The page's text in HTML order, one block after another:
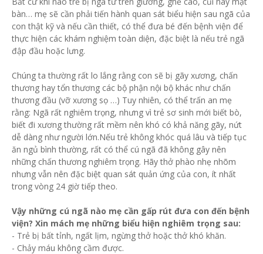
bàn… mẹ sẽ cần phải tiến hành quan sát biểu hiện sau ngã của
con thật kỹ và nếu cần thiết, có thể đưa bé đến bệnh viện để
thực hiện các khám nghiệm toàn diện, đặc biệt là nếu trẻ ngã
đập đầu hoặc lưng.
Chúng ta thường rất lo lắng rằng con sẽ bị gãy xương, chấn
thương hay tổn thương các bộ phận nội bộ khác như chấn
thương đầu (vỡ xương sọ …) Tuy nhiên, có thể trấn an mẹ
rằng: Ngã rất nghiêm trọng, nhưng vì trẻ sơ sinh mới biết bò,
biết đi xương thường rất mềm nên khó có khả năng gãy, nứt
dễ dàng như người lớn.Nếu trẻ không khóc quá lâu và tiếp tục
ăn ngủ bình thường, rất có thể cú ngã đã không gây nên
những chấn thương nghiêm trọng. Hãy thở phào nhẹ nhõm
nhưng vẫn nên đặc biệt quan sát quản ứng của con, ít nhất
trong vòng 24 giờ tiếp theo.
Vậy những cú ngã nào mẹ cần gấp rút đưa con đến bệnh
viện? Xin mách mẹ những biểu hiện nghiêm trọng sau:
- Trẻ bị bất tỉnh, ngất lịm, ngừng thở hoặc thở khó khăn.
- Chảy máu không cầm được.